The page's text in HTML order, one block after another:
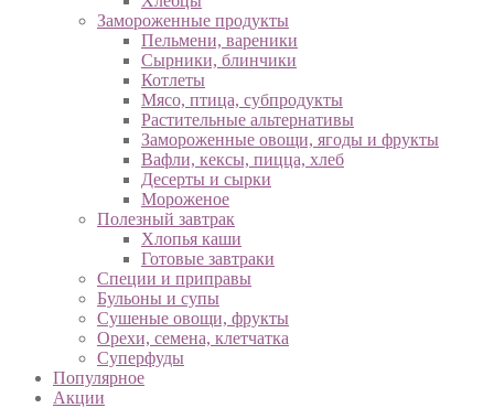
Замороженные продукты
Пельмени, вареники
Сырники, блинчики
Котлеты
Мясо, птица, субпродукты
Растительные альтернативы
Замороженные овощи, ягоды и фрукты
Вафли, кексы, пицца, хлеб
Десерты и сырки
Мороженое
Полезный завтрак
Хлопья каши
Готовые завтраки
Специи и приправы
Бульоны и супы
Сушеные овощи, фрукты
Орехи, семена, клетчатка
Суперфуды
Популярное
Акции